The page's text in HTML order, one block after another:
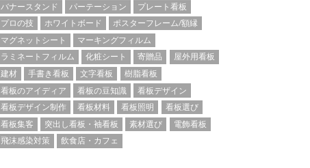
バナースタンド
パーテーション
プレート看板
プロの技
ホワイトボード
ポスターフレーム/額縁
マグネットシート
マーキングフィルム
ラミネートフィルム
化粧シート 寄贈品
屋外用看板
建材
手書き看板 文字看板
樹脂看板
看板のアイディア
看板の豆知識
看板デザイン
看板デザイン制作
看板材料 看板照明
看板選び
看板集客
突出し看板・袖看板 素材選び
電飾看板
飛沫感染対策
飲食店・カフェ